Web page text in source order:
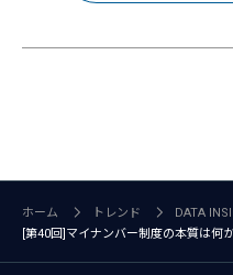
ホーム トレンド
DATA
[第40回]マイナンバー制度の本質は何